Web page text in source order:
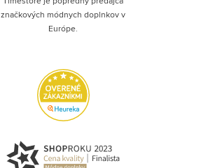
značkových módnych doplnkov v
Európe.